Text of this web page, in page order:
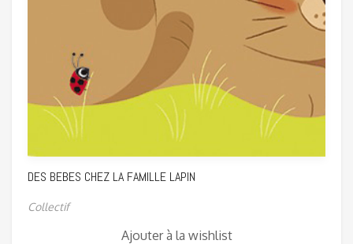
DES BEBES CHEZ LA FAMILLE LAPIN
Collectif
Ajouter à la wishlist